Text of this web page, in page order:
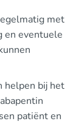
met
en eventuele
helpen bij het
patiënt en